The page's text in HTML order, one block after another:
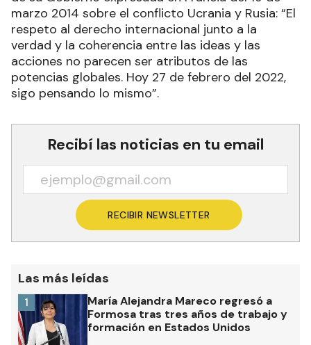
marzo 2014 sobre el conflicto Ucrania y Rusia: “El
respeto al derecho internacional junto a la
verdad y la coherencia entre las ideas y las
acciones no parecen ser atributos de las
potencias globales. Hoy 27 de febrero del 2022,
sigo pensando lo mismo”.
Recibí las noticias en tu email
RECIBIR NEWSLETTER
Las más leídas
María Alejandra Mareco regresó a
Formosa tras tres años de trabajo y
formación en Estados Unidos
1